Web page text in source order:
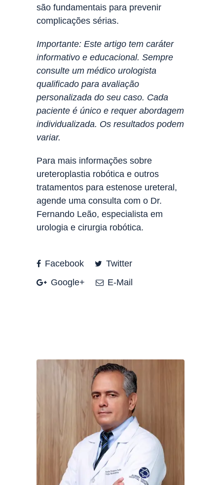
são fundamentais para prevenir
complicações sérias.
Importante: Este artigo tem caráter
informativo e educacional. Sempre
consulte um médico urologista
qualificado para avaliação
personalizada do seu caso. Cada
paciente é único e requer abordagem
individualizada. Os resultados podem
variar.
Para mais informações sobre
ureteroplastia robótica e outros
tratamentos para estenose ureteral,
agende uma consulta com o Dr.
Fernando Leão, especialista em
urologia e cirurgia robótica.
Facebook
Twitter
Google+
E-Mail